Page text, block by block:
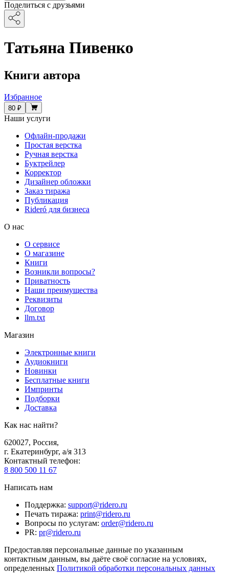
Поделиться с друзьями
Татьяна Пивенко
Книги автора
Избранное
80 ₽
Наши услуги
Офлайн-продажи
Простая верстка
Ручная верстка
Буктрейлер
Корректор
Дизайнер обложки
Заказ тиража
Публикация
Rideró для бизнеса
О нас
О сервисе
О магазине
Книги
Возникли вопросы?
Приватность
Наши преимущества
Реквизиты
Договор
llm.txt
Магазин
Электронные книги
Аудиокниги
Новинки
Бесплатные книги
Импринты
Подборки
Доставка
Как нас найти?
620027, Россия,
г. Екатеринбург, а/я 313
Контактный телефон:
8 800 500 11 67
Написать нам
Поддержка: support@ridero.ru
Печать тиража: print@ridero.ru
Вопросы по услугам: order@ridero.ru
PR: pr@ridero.ru
Предоставляя персональные данные по указанным
контактным данным, вы даёте своё согласие на условиях,
определенных Политикой обработки персональных данных